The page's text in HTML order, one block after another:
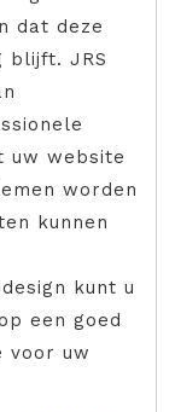
dat deze
blijft. JRS
uw website
worden
kunnen
kunt u
een goed
voor uw